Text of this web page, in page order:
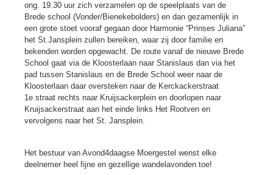
ong. 19.30 uur zich verzamelen op de speelplaats van de
Brede school (Vonder/Bienekebolders) en dan gezamenlijk in
een grote stoet vooraf gegaan door Harmonie “Prinses Juliana”
het St.Jansplein zullen bereiken, waar zij door familie en
bekenden worden opgewacht. De route vanaf de nieuwe Brede
School gaat via de Kloosterlaan naar Stanislaus dan via het
pad tussen Stanislaus en de Brede School weer naar de
Kloosterlaan daar oversteken naar de Kerckackerstraat
1e straat rechts naar Kruijsackerplein en doorlopen naar
Kruijsackerstraat aan het einde links Het Rootven en
vervolgens naar het St. Jansplein.
Het bestuur van Avond4daagse Moergestel wenst elke
deelnemer heel fijne en gezellige wandelavonden toe!